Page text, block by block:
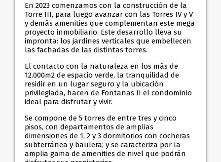
En 2023 comenzamos con la construcción de la
Torre III, para luego avanzar con las Torres IV y V
y demás amenities que complementan este mega
proyecto inmobiliario. Este desarrollo lleva su
impronta: los jardines verticales que embellecen
las fachadas de las distintas torres.
El contacto con la naturaleza en los más de
12.000m2 de espacio verde, la tranquilidad de
residir en un lugar seguro y la ubicación
privilegiada, hacen de Fontanas II el condominio
ideal para disfrutar y vivir.
Se compone de 5 torres de entre tres y cinco
pisos, con departamentos de amplias
dimensiones de 1, 2 y 3 dormitorios con cocheras
subterránea y baulera; y se caracteriza por la
amplia gama de amenities de nivel que podrán